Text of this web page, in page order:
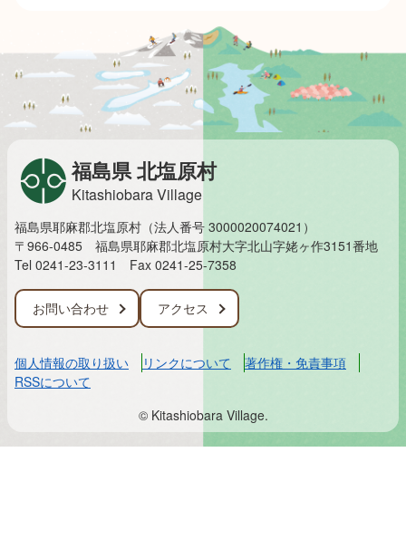
福島県 北塩原村
Kitashiobara Village
福島県耶麻郡北塩原村（法人番号 3000020074021）
〒966-0485 福島県耶麻郡北塩原村大字北山字姥ヶ作3151番地
Tel 0241-23-3111 Fax 0241-25-7358
お問い合わせ アクセス
個人情報の取り扱い リンクについて
著作権・免責事項
RSSについて
© Kitashiobara Village.